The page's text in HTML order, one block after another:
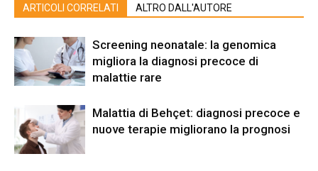
ARTICOLI CORRELATI ALTRO DALL'AUTORE
Screening neonatale: la genomica
migliora la diagnosi precoce di
malattie rare
Malattia di Behçet: diagnosi precoce e
nuove terapie migliorano la prognosi